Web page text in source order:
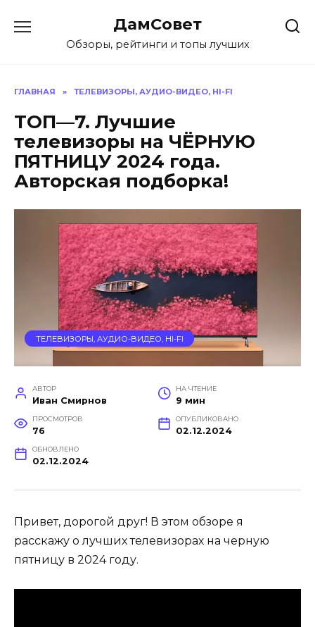
содержанию
ДамСовет
Обзоры, рейтинги и топы лучших
ГЛАВНАЯ » ТЕЛЕВИЗОРЫ, АУДИО-ВИДЕО, HI-FI
ТОП—7. Лучшие
телевизоры на ЧЁРНУЮ
ПЯТНИЦУ 2024 года.
Авторская подборка!
ТЕЛЕВИЗОРЫ, АУДИО-ВИДЕО, HI-FI
АВТОР
Иван Смирнов
НА ЧТЕНИЕ
9 мин
ПРОСМОТРОВ
76
ОПУБЛИКОВАНО
02.12.2024
ОБНОВЛЕНО
02.12.2024
Привет, дорогой друг! В этом обзоре я
расскажу о лучших телевизорах на черную
пятницу в 2024 году.